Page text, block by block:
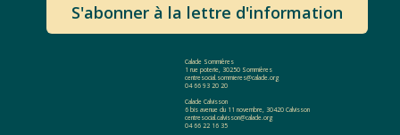
S'abonner à la lettre d'information
Calade Sommières
1 rue poterie, 30250 Sommières
centresocial.sommieres@calade.org
04 66 93 20 20
Calade Calvisson
6 bis avenue du 11 novembre, 30420 Calvisson
centresocial.calvisson@calade.org
04 66 22 16 35